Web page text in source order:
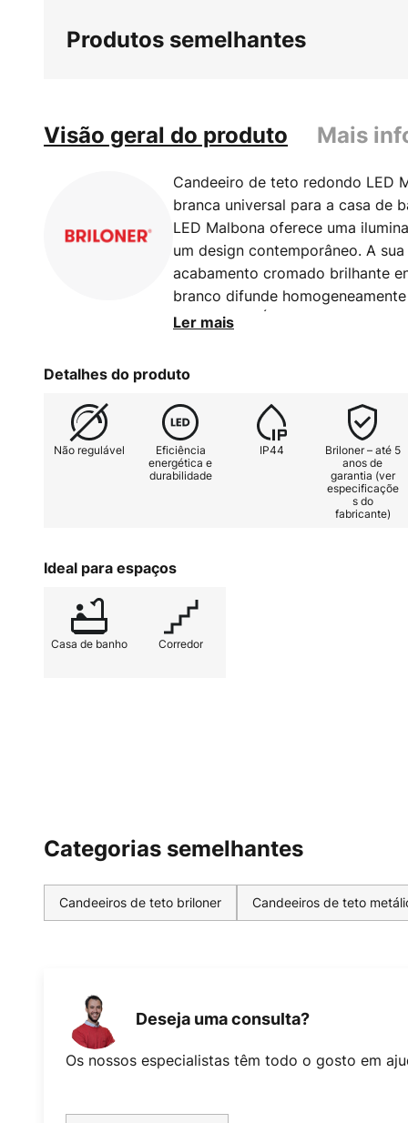
Produtos semelhantes
Visão geral do produto Mais
Candeeiro de teto redondo LED
branca universal para a casa de
LED Malbona oferece uma
um design contemporâneo. A
acabamento cromado brilhante
branco difunde
integrados - Índice de proteção:
Ler mais
Detalhes do produto
Não regulável
Eficiência
energética e
durabilidade
IP44
Briloner – até 5
anos de
garantia (ver
especificaçõe
s do
fabricante)
Ideal para espaços
Casa de banho Corredor
Categorias semelhantes
Candeeiros de teto briloner Candeeiros de teto
Deseja uma consulta?
Os nossos especialistas têm todo o gosto em